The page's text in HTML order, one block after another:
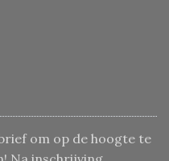
om op de hoogte te